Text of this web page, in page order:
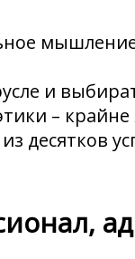
и
–
десятков